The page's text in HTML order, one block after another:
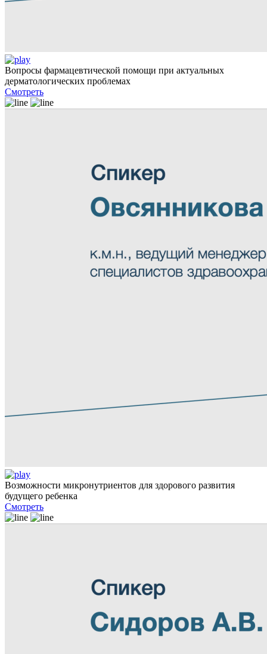
Вопросы фармацевтической помощи при актуальных
дерматологических проблемах
Смотреть
Возможности микронутриентов для здорового развития
будущего ребенка
Смотреть